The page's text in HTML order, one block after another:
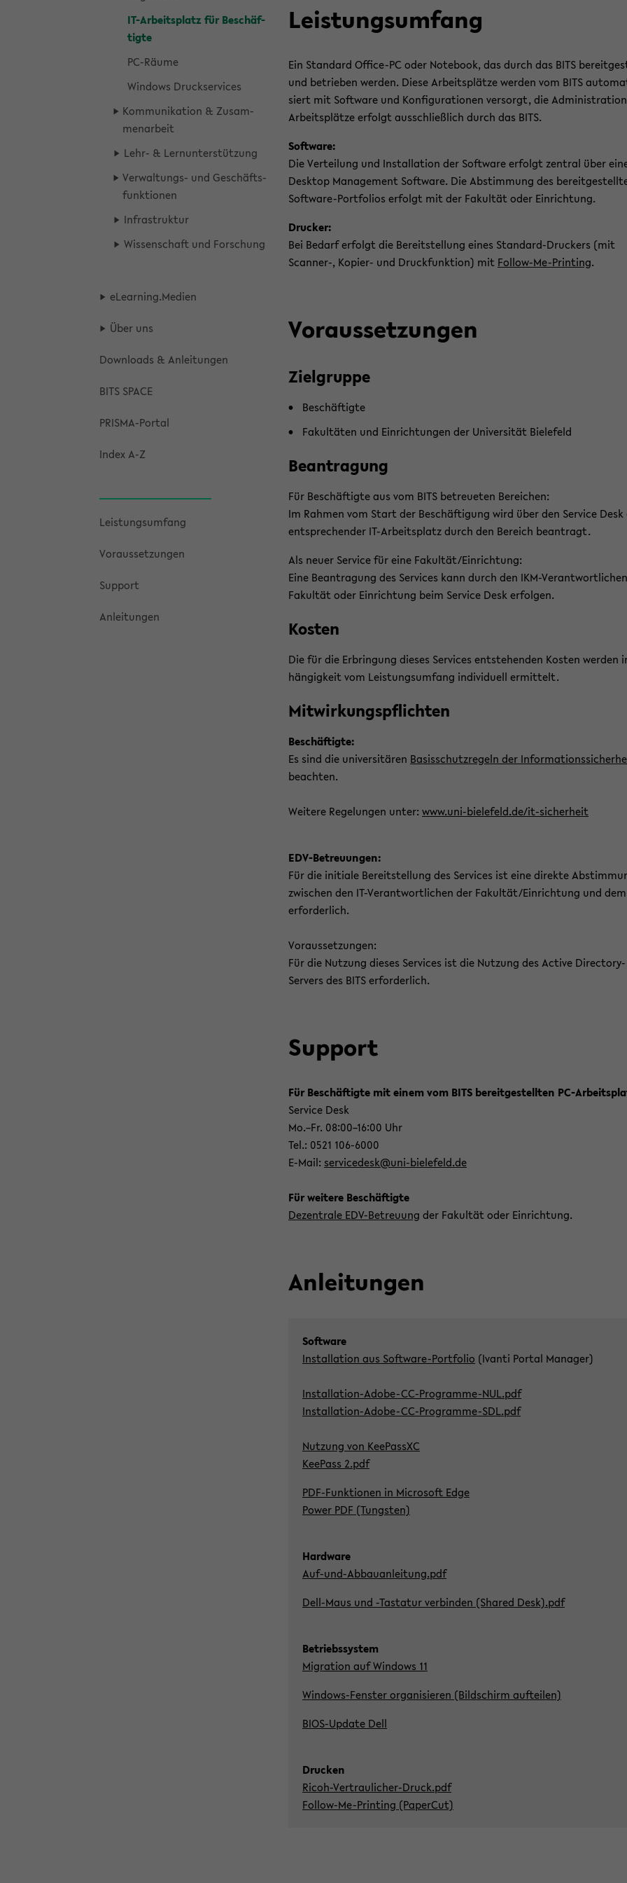
IT-​Arbeitsplatz für Be­schäf­
tig­te
PC-​Räume
Win­dows Druck­ser­vices
Kom­mu­ni­ka­ti­on & Zu­sam­
men­ar­beit
Lehr- & Lern­un­ter­stüt­zung
Verwaltungs-​ und Ge­schäfts­
funk­tio­nen
In­fra­struk­tur
Wis­sen­schaft und For­schung
eLear­ning.Me­di­en
Über uns
Down­loads & An­lei­tun­gen
BITS SPACE
PRISMA-​Portal
Index A-Z
Leis­tungs­um­fang
Vor­aus­set­zun­gen
Sup­port
An­lei­tun­gen
Leis­tungs­um­fang
Ein Stan­dard Office-​PC oder Note­book, das durch das BITS
und be­trie­ben wer­den. Diese Ar­beits­plät­ze wer­den vom BITS
siert mit Soft­ware und Kon­fi­gu­ra­tio­nen ver­sorgt, die
Ar­beits­plät­ze er­folgt aus­schließ­lich durch das BITS.
Soft­ware:
Die Ver­tei­lung und In­stal­la­ti­on der Soft­ware er­folgt zen­tral über
Desk­top Ma­nage­ment Soft­ware. Die Ab­stim­mung des
Software-​Portfolios er­folgt mit der Fa­kul­tät oder Ein­rich­tung.
Dru­cker:
Bei Be­darf er­folgt die Be­reit­stel­lung eines Standard-​Druckers (mit
Scanner-​, Kopier-​ und Druck­funk­ti­on) mit Follow-​Me-Printing.
Vor­aus­set­zun­gen
Ziel­grup­pe
Be­schäf­tig­te
Fa­kul­tä­ten und Ein­rich­tun­gen der Uni­ver­si­tät Bie­le­feld
Be­an­tra­gung
Für Be­schäf­tig­te aus vom BITS be­treue­ten Be­rei­chen:
Im Rah­men vom Start der Be­schäf­ti­gung wird über den Ser­vice Desk
ent­spre­chen­der IT-​Arbeitsplatz durch den Be­reich be­an­tragt.
Als neuer Ser­vice für eine Fa­kul­tät/Ein­rich­tung:
Eine Be­an­tra­gung des Ser­vices kann durch den IKM-​
Fa­kul­tät oder Ein­rich­tung beim Ser­vice Desk er­fol­gen.
Kos­ten
Die für die Er­brin­gung die­ses Ser­vices ent­ste­hen­den Kos­ten wer­den
hän­gig­keit vom Leis­tungs­um­fang in­di­vi­du­ell er­mit­telt.
Mit­wir­kungs­pflich­ten
Be­schäf­tig­te:
Es sind die uni­ver­si­tä­ren Ba­sis­schutz­re­geln der
be­ach­ten.
Wei­te­re Re­ge­lun­gen unter: www.uni-​bielefeld.de/it-​sicherheit
EDV-​Betreuungen:
Für die in­itia­le Be­reit­stel­lung des Ser­vices ist eine di­rek­te
zwi­schen den IT-​Verantwortlichen der Fa­kul­tät/Ein­rich­tung und dem
er­for­der­lich.
Vor­aus­set­zun­gen:
Für die Nut­zung die­ses Ser­vices ist die Nut­zung des Ac­ti­ve Directory-​
Servers des BITS er­for­der­lich.
Sup­port
Für Be­schäf­tig­te mit einem vom BITS be­reit­ge­stell­ten PC-​
Ser­vice Desk
Mo.–Fr. 08:00–16:00 Uhr
Tel.: 0521 106-​6000
E-​Mail: ser­vi­ce­desk@uni-​bielefeld.de
Für wei­te­re Be­schäf­tig­te
De­zen­tra­le EDV-​Betreuung der Fa­kul­tät oder Ein­rich­tung.
An­lei­tun­gen
Soft­ware
In­stal­la­ti­on aus Software-​Portfolio (Ivan­ti Por­tal Ma­na­ger)
Installation-​Adobe-CC-Programme-NUL.pdf
Installation-​Adobe-CC-Programme-SDL.pdf
Nut­zung von Kee­Pas­sXC
Kee­Pass 2.pdf
PDF-​Funktionen in Mi­cro­soft Edge
Power PDF (Tungs­ten)
Hard­ware
Auf-​und-Abbauanleitung.pdf
Dell-​Maus und -​Tastatur ver­bin­den (Shared Desk).pdf
Be­triebs­sys­tem
Mi­gra­ti­on auf Win­dows 11
Windows-​Fenster or­ga­ni­sie­ren (Bild­schirm auf­tei­len)
BIOS-​Update Dell
Dru­cken
Ricoh-​Vertraulicher-Druck.pdf
Follow-​Me-Printing (Pa­per­Cut)